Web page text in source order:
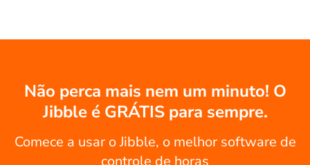
Não perca mais nem um minuto! O
Jibble é GRÁTIS para sempre.
Comece a usar o Jibble, o melhor software de
controle de horas